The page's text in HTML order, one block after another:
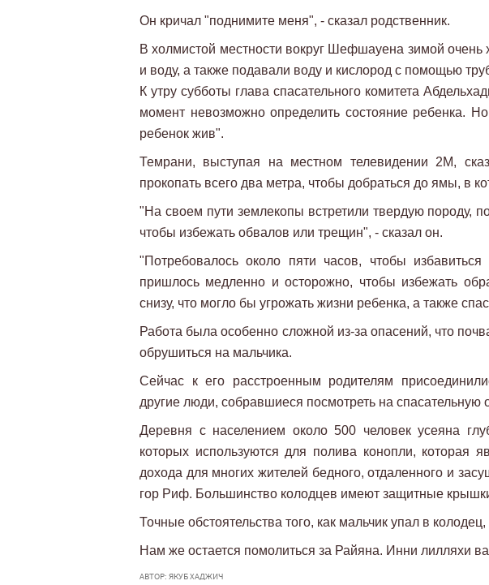
Он кричал "поднимите меня", - сказал родственник.
В холмистой местности вокруг Шефшауена зимой очень
и воду, а также подавали воду и кислород с помощью
К утру субботы глава спасательного комитета
момент невозможно определить состояние ребенка.
ребенок жив".
Темрани, выступая на местном телевидении 2М,
прокопать всего два метра, чтобы добраться до ямы, в
"На своем пути землекопы встретили твердую породу,
чтобы избежать обвалов или трещин", - сказал он.
"Потребовалось около пяти часов, чтобы
пришлось медленно и осторожно, чтобы избежать
снизу, что могло бы угрожать жизни ребенка, а также
Работа была особенно сложной из-за опасений, что
обрушиться на мальчика.
Сейчас к его расстроенным родителям
другие люди, собравшиеся посмотреть на спасательную
Деревня с населением около 500 человек усеяна
которых используются для полива конопли, которая
дохода для многих жителей бедного, отдаленного и
гор Риф. Большинство колодцев имеют защитные
Точные обстоятельства того, как мальчик упал в
Нам же остается помолиться за Райяна. Инни лилляхи
АВТОР: ЯКУБ ХАДЖИЧ